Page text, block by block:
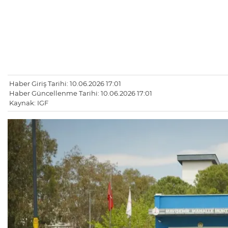
Haber Giriş Tarihi: 10.06.2026 17:01
Haber Güncellenme Tarihi: 10.06.2026 17:01
Kaynak: IGF